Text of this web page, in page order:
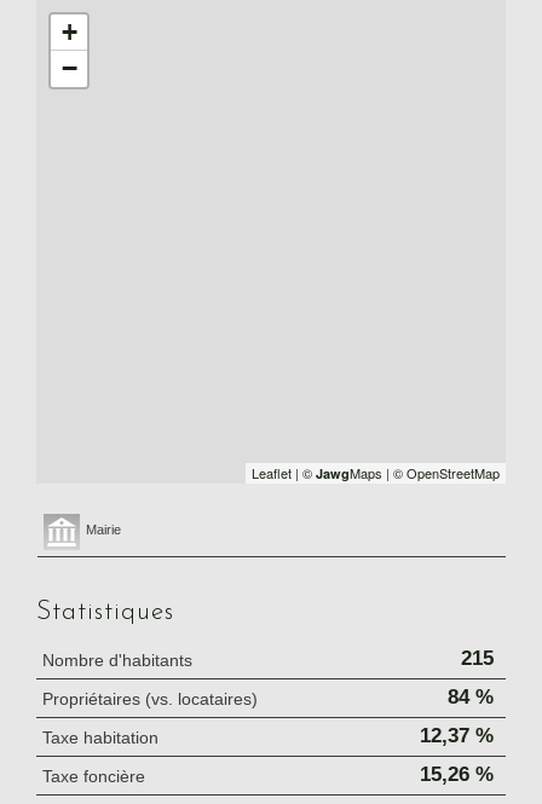
+
−
Leaflet | © JawgMaps | © OpenStreetMap
Mairie
Statistiques
Nombre d'habitants 215
Propriétaires (vs. locataires) 84 %
Taxe habitation 12,37 %
Taxe foncière 15,26 %